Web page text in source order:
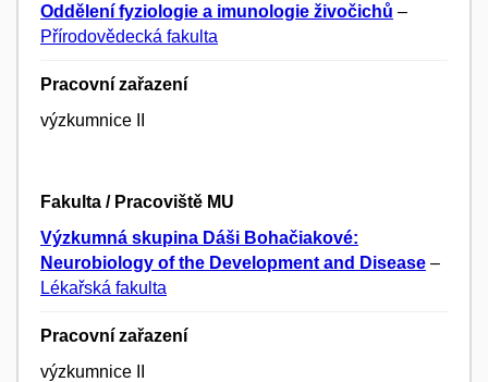
Oddělení fyziologie a imunologie živočichů –
Přírodovědecká fakulta
Pracovní zařazení
výzkumnice II
Fakulta / Pracoviště MU
Výzkumná skupina Dáši Bohačiakové:
Neurobiology of the Development and Disease –
Lékařská fakulta
Pracovní zařazení
výzkumnice II